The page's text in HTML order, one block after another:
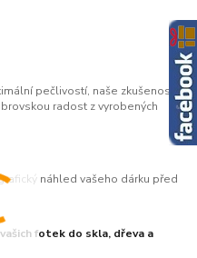
pečlivostí, naše zkušenosti
radost z vyrobených
náhled vašeho dárku před
fotek do skla, dřeva a